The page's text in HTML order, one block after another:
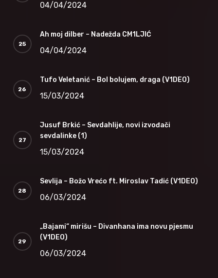
04/04/2024
Ah moj dilber – Nadežda CM1LJIĆ
04/04/2024
Tufo Veletanić – Bol bolujem, draga (V1DEO)
15/03/2024
Jusuf Brkić – Sevdahlije, novi izvođači
sevdalinke (1)
15/03/2024
Sevlija – Božo Vrećo ft. Miroslav Tadić (V1DEO)
06/03/2024
„Bajami“ mirišu – Divanhana ima novu pjesmu
(V1DEO)
06/03/2024